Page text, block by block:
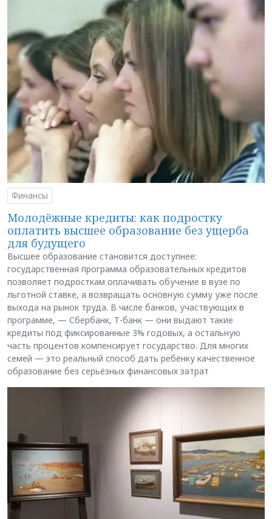
Финансы
Молодёжные кредиты: как подростку
оплатить высшее образование без ущерба
для будущего
Высшее образование становится доступнее:
государственная программа образовательных кредитов
позволяет подросткам оплачивать обучение в вузе по
льготной ставке, а возвращать основную сумму уже после
выхода на рынок труда. В числе банков, участвующих в
программе, — Сбербанк, Т-банк — они выдают такие
кредиты под фиксированные 3% годовых, а остальную
часть процентов компенсирует государство. Для многих
семей — это реальный способ дать ребёнку качественное
образование без серьёзных финансовых затрат